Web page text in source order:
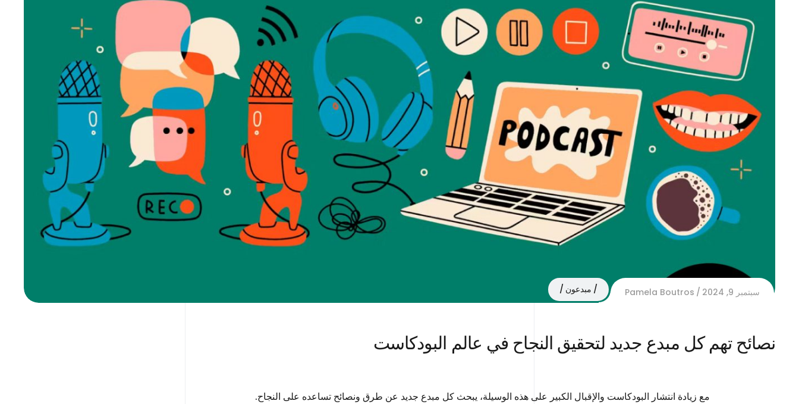
سبتمبر 9, 2024 Pamela Boutros مبدعون
نصائح تهم كل مبدع جديد لتحقيق النجاح في عالم البودكاست
مع زيادة انتشار البودكاست والإقبال الكبير على هذه الوسيلة، يبحث كل مبدع جديد عن طرق ونصائح تساعده على النجاح.